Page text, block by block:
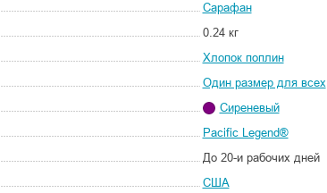
Сарафан
0.24 кг
Хлопок поплин
Один размер для всех
Сиреневый
Pacific Legend®
До 20-и рабочих дней
США